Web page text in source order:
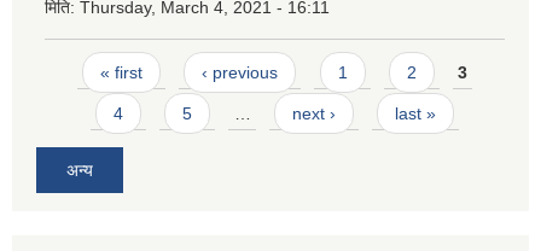
मिति: Thursday, March 4, 2021 - 16:11
Pages
« first ‹ previous 1 2 3
4 5 … next › last »
अन्य